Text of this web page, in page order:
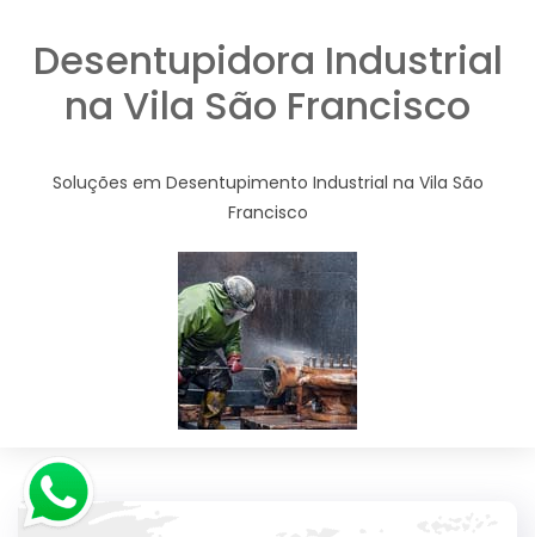
Desentupidora Industrial
na Vila São Francisco
Soluções em Desentupimento Industrial na Vila São
Francisco